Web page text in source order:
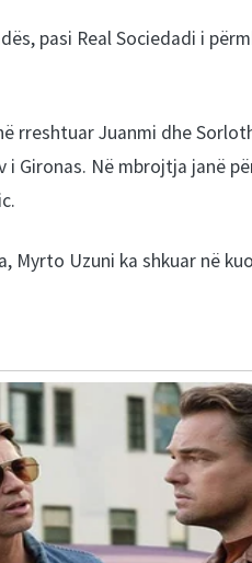
pasi Real Sociedadi i
rreshtuar Juanmi dhe
i Gironas. Në mbrojtja janë
Myrto Uzuni ka shkuar në